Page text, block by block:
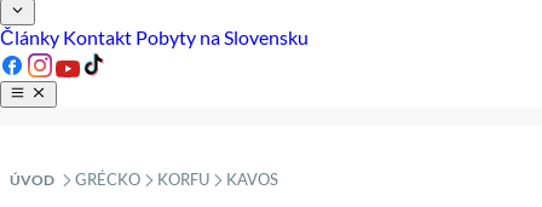
Články Kontakt Pobyty na Slovensku
ÚVOD »
GRÉCKO »
KORFU »
KAVOS